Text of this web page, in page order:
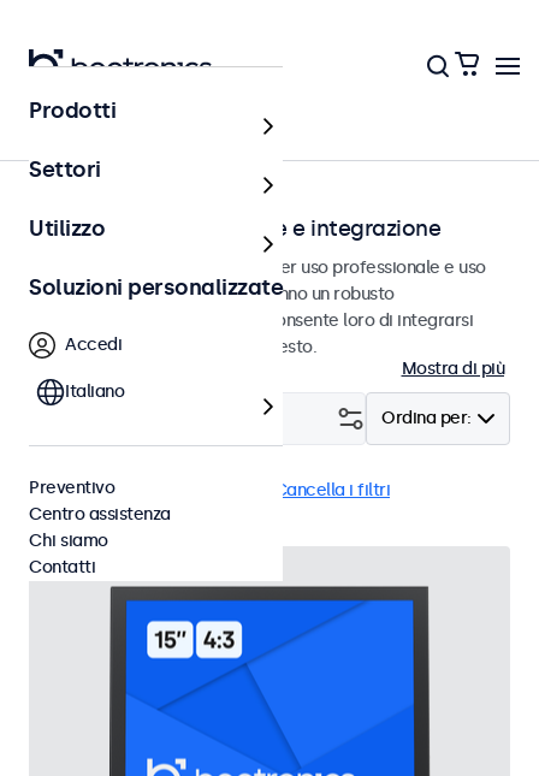
Home
Monitor per installazione e integrazione
Monitor ad incasso progettati per uso professionale e uso
continuativo. Questi monitor hanno un robusto
alloggiamento in metallo che consente loro di integrarsi
perfettamente in qualsiasi contesto.
Mostra di più
Ordina per:
Incasso Monitor 15 pollici Cancella i filtri
Prodotti
Settori
Utilizzo
Soluzioni personalizzate
Accedi
Italiano
Preventivo
Centro assistenza
Chi siamo
Contatti